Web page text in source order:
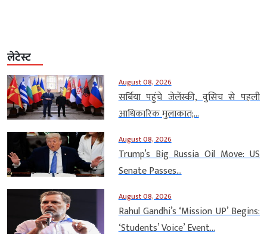
लेटेस्ट
August 08, 2026
सर्बिया पहुंचे जेलेंस्की, वुसिच से पहली
आधिकारिक मुलाकात;...
August 08, 2026
Trump’s Big Russia Oil Move: US
Senate Passes...
August 08, 2026
Rahul Gandhi’s ‘Mission UP’ Begins:
‘Students’ Voice’ Event...